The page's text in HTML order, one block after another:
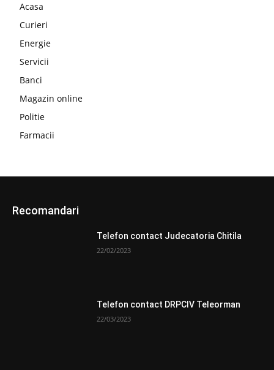
Acasa
Curieri
Energie
Servicii
Banci
Magazin online
Politie
Farmacii
Recomandari
Telefon contact Judecatoria Chitila
22/02/2023
Telefon contact DRPCIV Teleorman
22/03/2023